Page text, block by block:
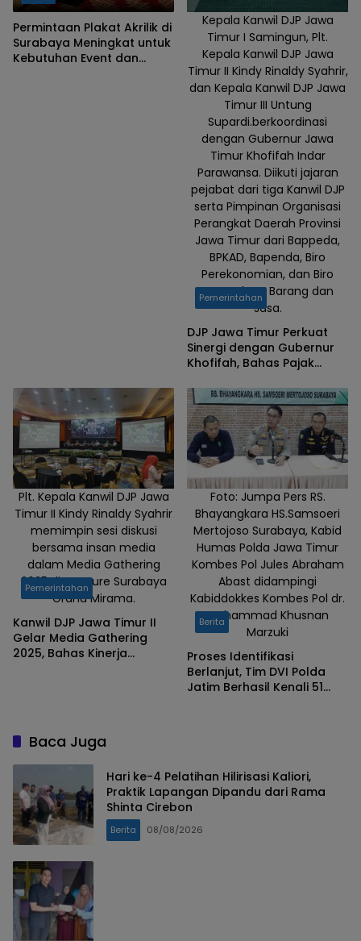
Permintaan Plakat Akrilik di
Surabaya Meningkat untuk
Kebutuhan Event dan
Kepala Kanwil DJP Jawa
Timur I Samingun, Plt.
Kepala Kanwil DJP Jawa
Timur II Kindy Rinaldy Syahrir,
dan Kepala Kanwil DJP Jawa
Timur III Untung
Supardi.berkoordinasi
dengan Gubernur Jawa
Timur Khofifah Indar
Parawansa. Diikuti jajaran
pejabat dari tiga Kanwil DJP
serta Pimpinan Organisasi
Perangkat Daerah Provinsi
Jawa Timur dari Bappeda,
BPKAD, Bapenda, Biro
Perekonomian, dan Biro
Pengadaan Barang dan
Jasa.
Pemerintahan
DJP Jawa Timur Perkuat
Sinergi dengan Gubernur
Khofifah, Bahas Pajak
Coretax
Plt. Kepala Kanwil DJP Jawa
Timur II Kindy Rinaldy Syahrir
memimpin sesi diskusi
bersama insan media
dalam Media Gathering
2025 di Mercure Surabaya
Grand Mirama.
Pemerintahan
Kanwil DJP Jawa Timur II
Gelar Media Gathering
2025, Bahas Kinerja
Foto: Jumpa Pers RS.
Bhayangkara HS.Samsoeri
Mertojoso Surabaya, Kabid
Humas Polda Jawa Timur
Kombes Pol Jules Abraham
Abast didampingi
Kabiddokkes Kombes Pol dr.
Mohammad Khusnan
Marzuki
Berita
Proses Identifikasi
Berlanjut, Tim DVI Polda
Jatim Berhasil Kenali 51
Baca Juga
Hari ke-4 Pelatihan Hilirisasi Kaliori,
Praktik Lapangan Dipandu dari Rama
Shinta Cirebon
Berita 08/08/2026